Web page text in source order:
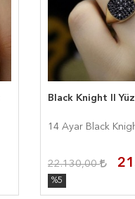
Black Knight II
14 Ayar Black
22.130,00
%5